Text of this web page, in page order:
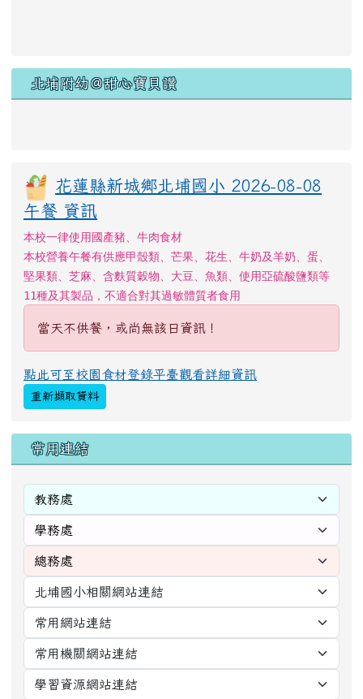
北埔附幼＠甜心寶貝讚
花蓮縣新城鄉北埔國小 2026-08-08
午餐 資訊
本校一律使用國產豬、牛肉食材
本校營養午餐有供應甲殼類、芒果、花生、牛奶及羊奶、蛋、
堅果類、芝麻、含麩質穀物、大豆、魚類、使用亞硫酸鹽類等
11種及其製品，不適合對其過敏體質者食用
當天不供餐，或尚無該日資訊！
點此可至校園食材登錄平臺觀看詳細資訊
重新擷取資料
右邊區域內容
常用連結